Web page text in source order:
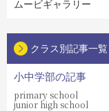
ムービギャラリー
クラス別記事一覧
小中学部の記事
primary school
junior high school